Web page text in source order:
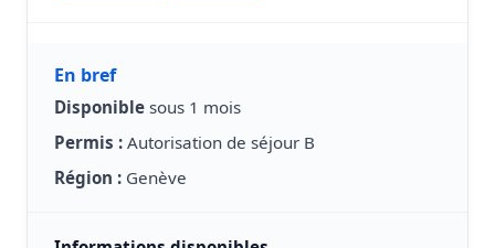
En bref
Disponible sous 1 mois
Permis : Autorisation de séjour B
Région : Genève